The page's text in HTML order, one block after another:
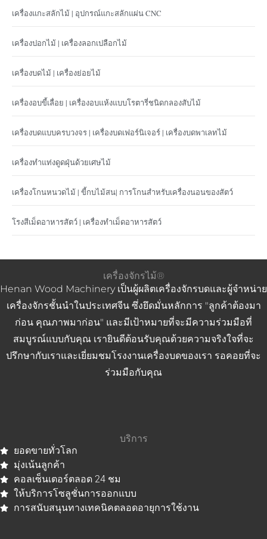
เครื่องแกะสลักไม้ | อุปกรณ์แกะสลักแผ่น CNC
เครื่องปอกไม้ | เครื่องลอกเปลือกไม้
เครื่องบดไม้ | เครื่องย่อยไม้
เครื่องอบขี้เลื่อย | เครื่องอบแห้งแบบโรตารี่ชนิดกลองสับไม้
เครื่องบดแบบครบวงจร | เครื่องบดเฟอร์นิเจอร์ | เครื่องบดพาเลทไม้
เครื่องทำแท่งดูดฝุ่นด้วยเศษไม้
เครื่องโกนหนวดไม้ | ขี้กบไม้สน| การโกนสำหรับเครื่องนอนของสัตว์
โรงสีเม็ดอาหารสัตว์ | เครื่องทำเม็ดอาหารสัตว์
เครื่องจักรไม้®
Henan Wood Machinery เป็นผู้ผลิตเครื่องจักรบดและผู้จำหน่าย
เครื่องจักรชั้นนำในประเทศจีน ซึ่งยึดมั่นหลักการ "ลูกค้าต้องมา
ก่อน คุณภาพมาก่อน" และมีเป้าหมายที่จะมีความร่วมมือที่
สมบูรณ์แบบกับคุณ เรายินดีต้อนรับคุณด้วยความจริงใจที่จะ
ปรึกษากับเราและเยี่ยมชมโรงงานเครื่องบดของเรา รอคอยที่จะ
ร่วมมือกับคุณ
บริการ
ยอดขายทั่วโลก
มุ่งเน้นลูกค้า
คอลเซ็นเตอร์ตลอด 24 ชม
ให้บริการโซลูชั่นการออกแบบ
การสนับสนุนทางเทคนิคตลอดอายุการใช้งาน